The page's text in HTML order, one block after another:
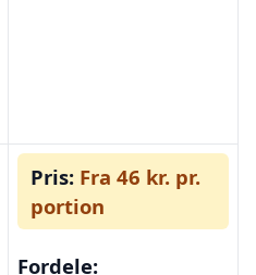
Pris: Fra 46 kr. pr.
portion
Fordele: